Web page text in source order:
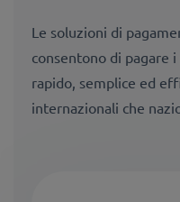
Le soluzioni di
consentono di pagare
rapido, semplice ed
internazionali che